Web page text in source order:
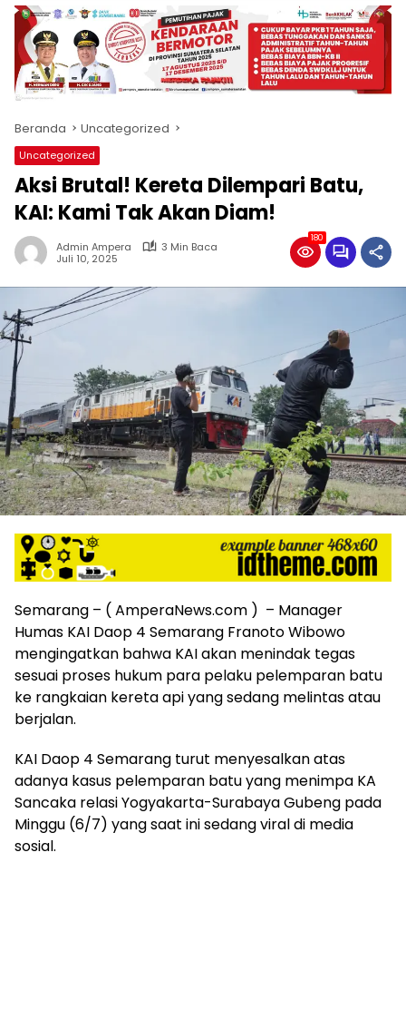
produk
antara
lain
mampu
menjadi
komunikasi
usaha
(beriklan),
fokus
pada
nasional
maupun
international,
bernuansa
lokal
dan
dinamis,
memiliki
kisaran
harga
iklan
yang
relatif
lebih
murah
dari
Koran
maupun
siber
lainnya,
Koran
dan
media
siber
eksklusif,
bergaya
trendi,
mengandung
unsur
edukasi,
Beranda Uncategorized
Uncategorized
Aksi Brutal! Kereta Dilempari Batu,
KAI: Kami Tak Akan Diam!
Admin Ampera
3 Min Baca
Juli 10, 2025
180
Semarang – ( AmperaNews.com ) – Manager
Humas KAI Daop 4 Semarang Franoto Wibowo
mengingatkan bahwa KAI akan menindak tegas
sesuai proses hukum para pelaku pelemparan batu
ke rangkaian kereta api yang sedang melintas atau
berjalan.
KAI Daop 4 Semarang turut menyesalkan atas
adanya kasus pelemparan batu yang menimpa KA
Sancaka relasi Yogyakarta-Surabaya Gubeng pada
Minggu (6/7) yang saat ini sedang viral di media
sosial.